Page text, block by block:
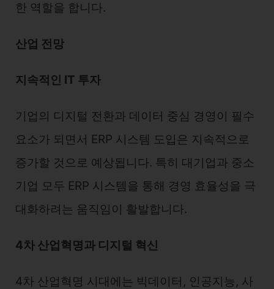
한 역할을 합니다.
산업 전망
지속적인 IT 투자
기업의 디지털 전환과 데이터 중심 경영이 필수
요소가 되면서 ERP 시스템 도입은 지속적으로
증가할 것으로 예상됩니다. 특히 대기업과 중소
기업 모두 ERP 시스템을 통해 경영 효율성을 극
대화하려는 움직임이 활발합니다.
4차 산업혁명과 디지털 혁신
4차 산업혁명 시대에는 빅데이터, 인공지능, 사